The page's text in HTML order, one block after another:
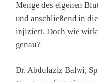
Menge des eigenen
und anschließend in
injiziert. Doch wie
genau?
Dr. Abdulaziz Balwi,